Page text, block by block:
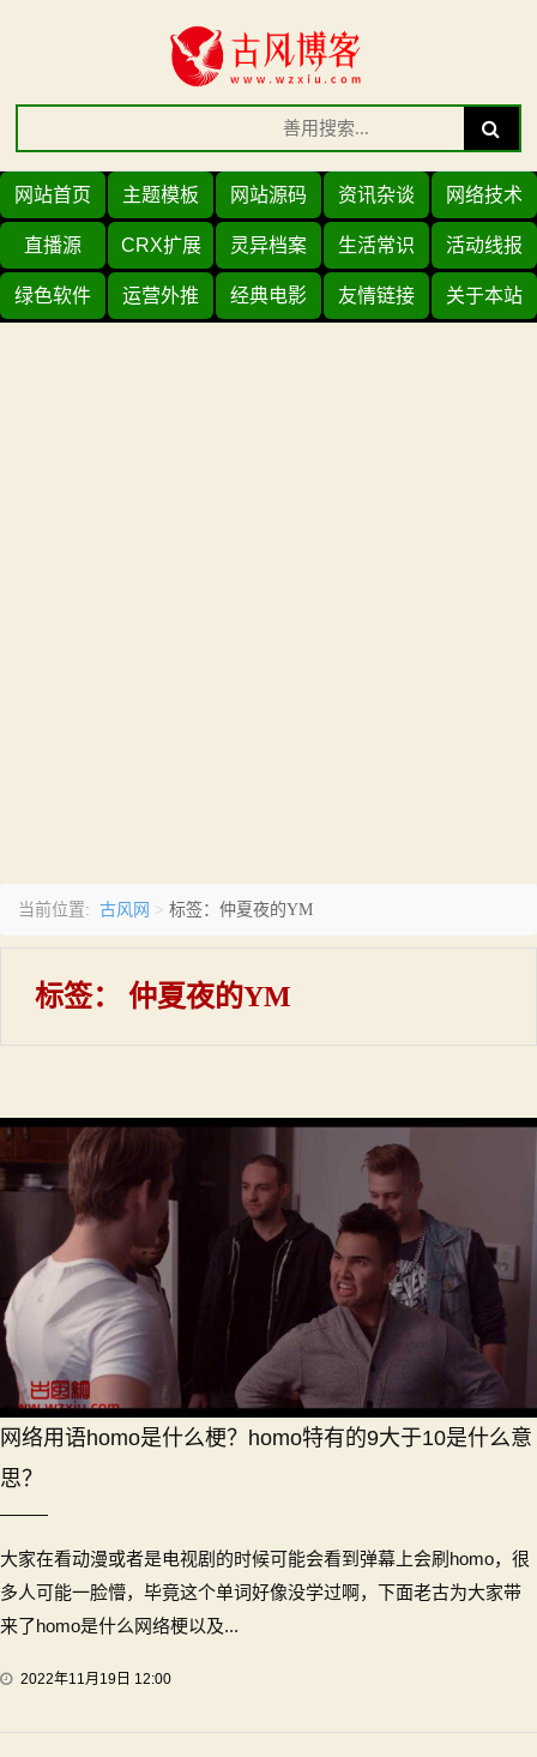
Search
for:
Search
网站首页 主题模板 网站源码 资讯杂谈 网络技术
直播源 CRX扩展 灵异档案 生活常识 活动线报
绿色软件 运营外推 经典电影 友情链接 关于本站
当前位置: 古风网 > 标签：仲夏夜的YM
标签： 仲夏夜的YM
网络用语homo是什么梗？homo特有的9大于10是什么意
思？
大家在看动漫或者是电视剧的时候可能会看到弹幕上会刷homo，很
多人可能一脸懵，毕竟这个单词好像没学过啊，下面老古为大家带
来了homo是什么网络梗以及...
2022年11月19日 12:00